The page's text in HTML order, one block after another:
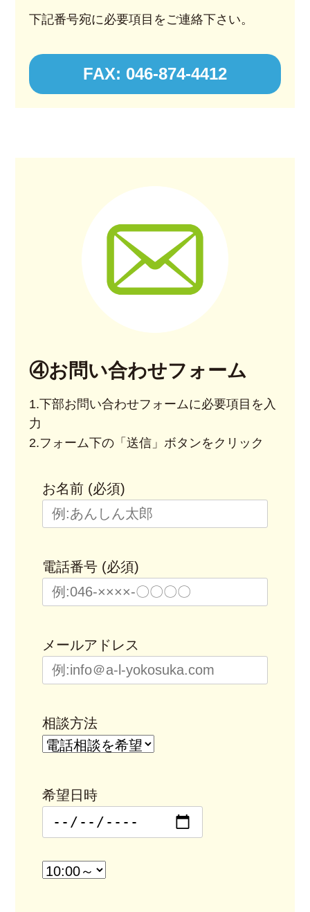
下記番号宛に必要項目をご連絡下さい。
FAX: 046-874-4412
④お問い合わせフォーム
1.下部お問い合わせフォームに必要項目を入
力
2.フォーム下の「送信」ボタンをクリック
お名前 (必須)
電話番号 (必須)
メールアドレス
相談方法
希望日時